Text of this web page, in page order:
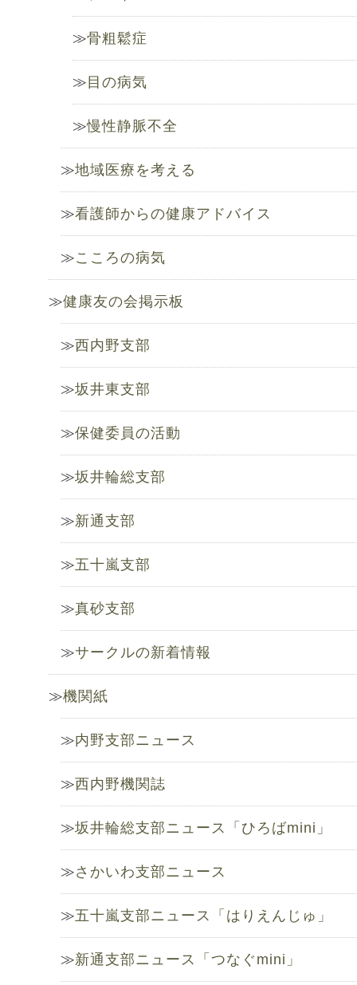
骨粗鬆症
目の病気
慢性静脈不全
地域医療を考える
看護師からの健康アドバイス
こころの病気
健康友の会掲示板
西内野支部
坂井東支部
保健委員の活動
坂井輪総支部
新通支部
五十嵐支部
真砂支部
サークルの新着情報
機関紙
内野支部ニュース
西内野機関誌
坂井輪総支部ニュース「ひろばmini」
さかいわ支部ニュース
五十嵐支部ニュース「はりえんじゅ」
新通支部ニュース「つなぐmini」